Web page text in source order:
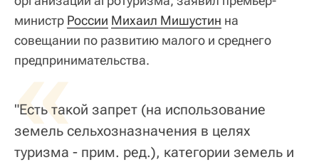
министр России Михаил Мишустин на
совещании по развитию малого и среднего
предпринимательства.
«
"Есть такой запрет (на использование
земель сельхозназначения в целях
туризма - прим. ред.), категории земель и